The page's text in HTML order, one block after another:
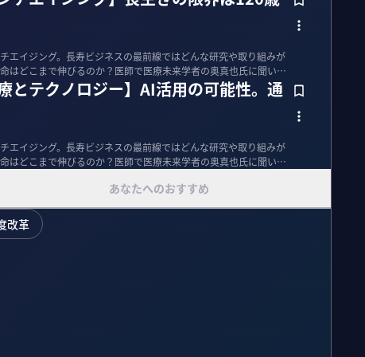
エイジング。長寿ビジネスの最前線ではどんな研究や取り組みが
はどこまで伸びるのか？医師で医療未来学者の奥真也氏に聞い
とテクノロジー】AI活用の可能性。通
エイジング。長寿ビジネスの最前線ではどんな研究や取り組みが
はどこまで伸びるのか？医師で医療未来学者の奥真也氏に聞い
あなたへのおすすめ
改革